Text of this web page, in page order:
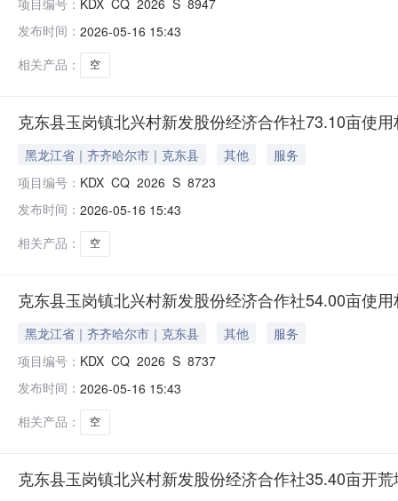
发布时间： 2026-05-16 15:43
相关产品：
空
克东县玉岗镇北兴村新发股份经济合作社73.10亩使
黑龙江省｜齐齐哈尔市｜克东县 其他
服务
项目编号： KDX_CQ_2026_S_8723
发布时间： 2026-05-16 15:43
相关产品：
空
克东县玉岗镇北兴村新发股份经济合作社54.00亩使
黑龙江省｜齐齐哈尔市｜克东县 其他
服务
项目编号： KDX_CQ_2026_S_8737
发布时间： 2026-05-16 15:43
相关产品：
空
克东县玉岗镇北兴村新发股份经济合作社35.40亩开